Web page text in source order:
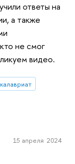
ответы на
а также
не смог
видео.
15 апреля 2024